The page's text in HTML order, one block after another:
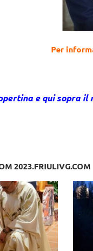
Per
e qui sopra il
2023.FRIULIVG.COM